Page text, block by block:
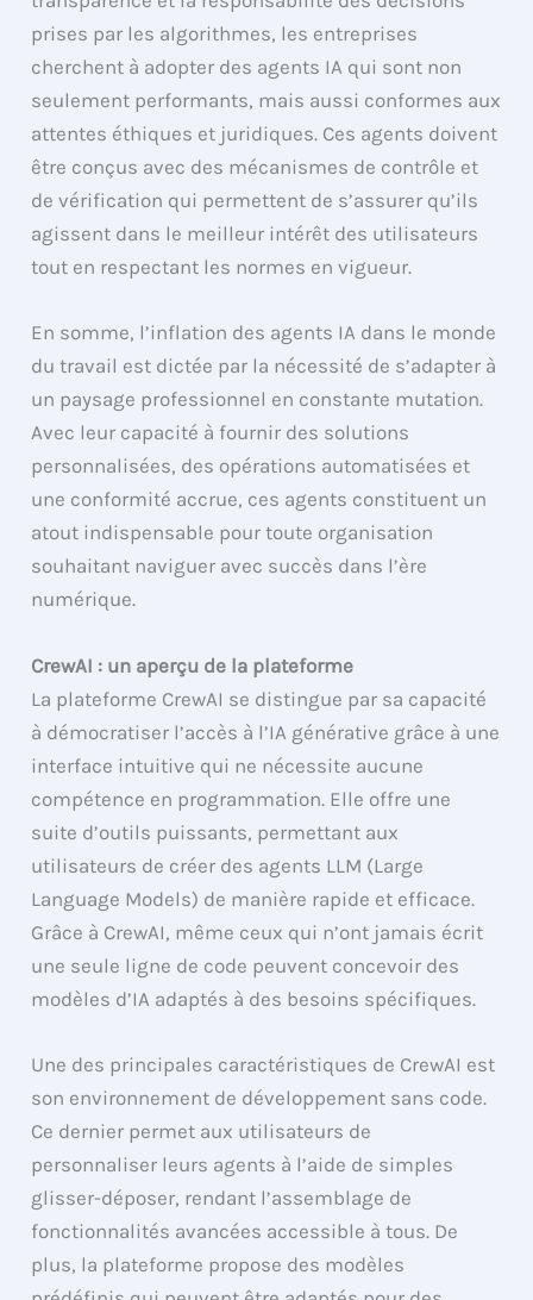
prises par les algorithmes, les entreprises
cherchent à adopter des agents IA qui sont non
seulement performants, mais aussi conformes aux
attentes éthiques et juridiques. Ces agents doivent
être conçus avec des mécanismes de contrôle et
de vérification qui permettent de s’assurer qu’ils
agissent dans le meilleur intérêt des utilisateurs
tout en respectant les normes en vigueur.
En somme, l’inflation des agents IA dans le monde
du travail est dictée par la nécessité de s’adapter à
un paysage professionnel en constante mutation.
Avec leur capacité à fournir des solutions
personnalisées, des opérations automatisées et
une conformité accrue, ces agents constituent un
atout indispensable pour toute organisation
souhaitant naviguer avec succès dans l’ère
numérique.
CrewAI : un aperçu de la plateforme
La plateforme CrewAI se distingue par sa capacité
à démocratiser l’accès à l’IA générative grâce à une
interface intuitive qui ne nécessite aucune
compétence en programmation. Elle offre une
suite d’outils puissants, permettant aux
utilisateurs de créer des agents LLM (Large
Language Models) de manière rapide et efficace.
Grâce à CrewAI, même ceux qui n’ont jamais écrit
une seule ligne de code peuvent concevoir des
modèles d’IA adaptés à des besoins spécifiques.
Une des principales caractéristiques de CrewAI est
son environnement de développement sans code.
Ce dernier permet aux utilisateurs de
personnaliser leurs agents à l’aide de simples
glisser-déposer, rendant l’assemblage de
fonctionnalités avancées accessible à tous. De
plus, la plateforme propose des modèles